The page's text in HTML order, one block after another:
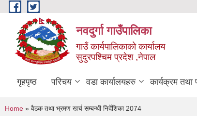
Skip to main content
नवदुर्गा गाउँपालिका
गाउँ कार्यपालिकाको कार्यालय
सुदुरपश्चिम प्रदेश ,नेपाल
गृहपृष्ठ परिचय वडा कार्यालयहरु कार्यक्रम तथा
You are here
Home » वैठक तथा भ्रमण खर्च सम्बन्धी निर्देशिका 2074